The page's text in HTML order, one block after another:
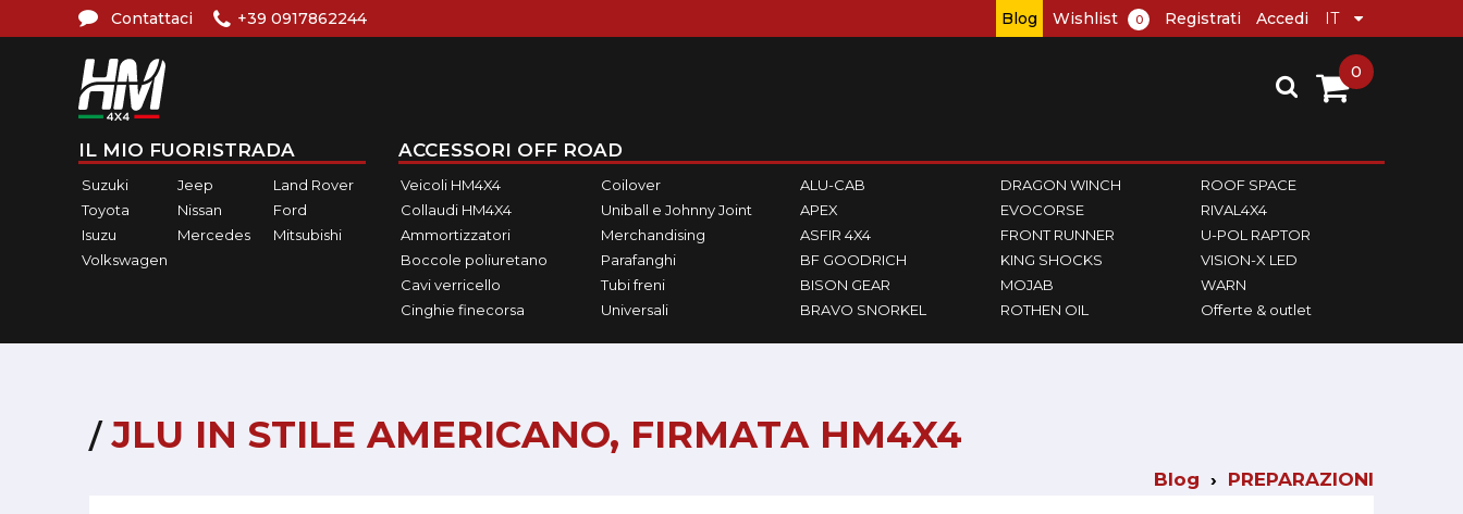
Contattaci +39 0917862244 Blog Wishlist 0 Registrati Accedi
IL MIO FUORISTRADA
Suzuki Jeep
Land Rover
Toyota
Nissan
Ford
Isuzu
Mercedes
Mitsubishi
Volkswagen
ACCESSORI OFF ROAD
Veicoli HM4X4
Collaudi HM4X4
Ammortizzatori
Boccole poliuretano
Cavi verricello
Cinghie finecorsa
Coilover
Uniball e Johnny Joint
Merchandising
Parafanghi
Tubi freni
Universali
ALU-CAB
APEX
ASFIR 4X4
BF GOODRICH
BISON GEAR
BRAVO SNORKEL
DRAGON WINCH
EVOCORSE
FRONT RUNNER
KING SHOCKS
MOJAB
ROTHEN OIL
ROOF SPACE
RIVAL4X4
U-POL RAPTOR
VISION-X LED
WARN
Offerte & outlet
0
JLU IN STILE AMERICANO, FIRMATA HM4X4
Blog PREPARAZIONI